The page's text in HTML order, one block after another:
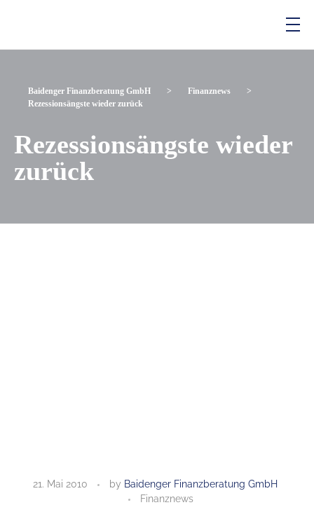
Baidenger Finanzberatung GmbH > Finanznews
>
Rezessionsängste wieder zurück
Rezessionsängste wieder
zurück
R
21. Mai 2010 by Baidenger Finanzberatung GmbH
Finanznews